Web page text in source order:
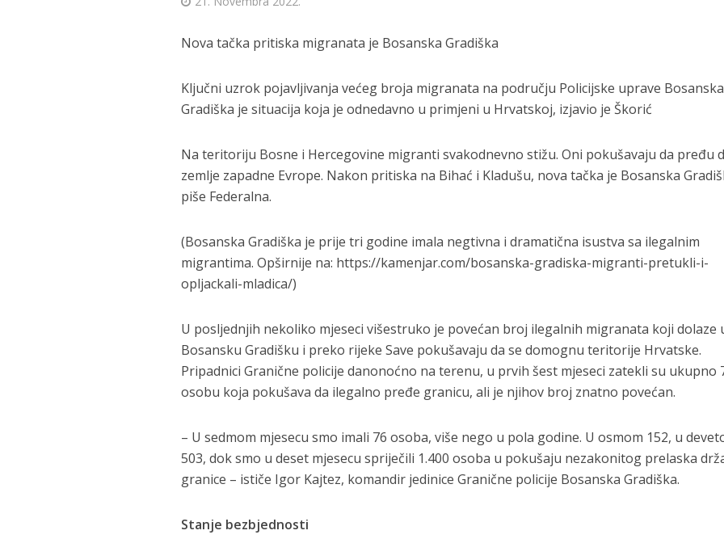
Nova tačka pritiska migranata je Bosanska Gradiška
Ključni uzrok pojavljivanja većeg broja migranata na području Policijske uprave Bosanska
Gradiška je situacija koja je odnedavno u primjeni u Hrvatskoj, izjavio je Škorić
Na teritoriju Bosne i Hercegovine migranti svakodnevno stižu. Oni pokušavaju da pređu
zemlje zapadne Evrope. Nakon pritiska na Bihać i Kladušu, nova tačka je Bosanska
piše Federalna.
(Bosanska Gradiška je prije tri godine imala negtivna i dramatična isustva sa ilegalnim
migrantima. Opširnije na: https://kamenjar.com/bosanska-gradiska-migranti-pretukli-i-
opljackali-mladica/)
U posljednjih nekoliko mjeseci višestruko je povećan broj ilegalnih migranata koji dolaze
Bosansku Gradišku i preko rijeke Save pokušavaju da se domognu teritorije Hrvatske.
Pripadnici Granične policije danonoćno na terenu, u prvih šest mjeseci zatekli su ukupno
osobu koja pokušava da ilegalno pređe granicu, ali je njihov broj znatno povećan.
– U sedmom mjesecu smo imali 76 osoba, više nego u pola godine. U osmom 152, u
503, dok smo u deset mjesecu spriječili 1.400 osoba u pokušaju nezakonitog prelaska
granice – ističe Igor Kajtez, komandir jedinice Granične policije Bosanska Gradiška.
Stanje bezbjednosti